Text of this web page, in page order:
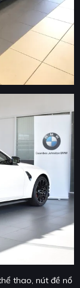
thao, nút đề nổ